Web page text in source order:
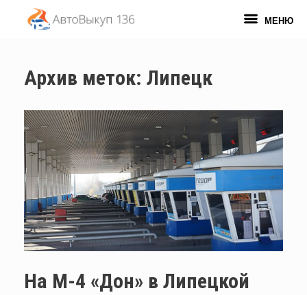
содержанию
МЕНЮ
Архив меток: Липецк
На М-4 «Дон» в Липецкой